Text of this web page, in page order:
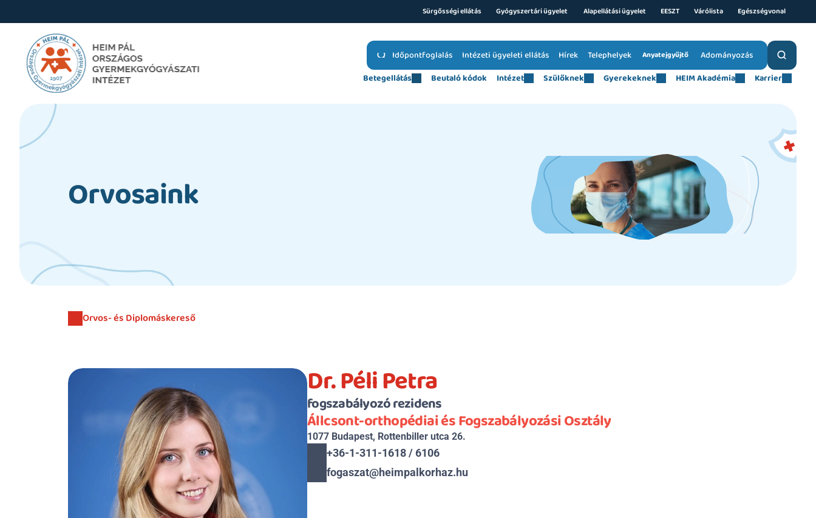
Sürgősségi ellátás Gyógyszertári ügyelet Alapellátási ügyelet EESZT Várólista Egészségvonal
Időpontfoglalás Intézeti ügyeleti ellátás Telephelyek Anyatejgyűjtő Adományozás
Hírek
Betegellátás
Beutaló kódok Intézet Szülőknek Gyerekeknek HEIM Akadémia Karrier
Orvosaink
Orvos- és Diplomáskereső
Dr. Péli Petra
fogszabályozó rezidens
Állcsont-orthopédiai és Fogszabályozási Osztály
1077 Budapest, Rottenbiller utca 26.
+36-1-311-1618 / 6106
fogaszat@heimpalkorhaz.hu